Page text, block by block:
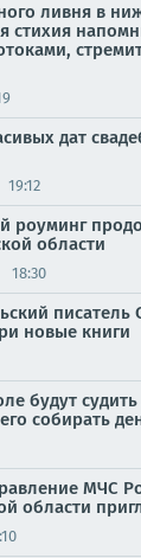
ливня в
стихия
дат
19:12
роуминг
области
18:30
писатель
новые книги
будут
собирать
МЧС
области